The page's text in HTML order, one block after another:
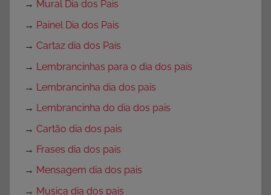
→ Mural Dia dos Pais
→ Painel Dia dos Pais
→ Cartaz dia dos Pais
→ Lembrancinhas para o dia dos pais
→ Lembrancinha dia dos pais
→ Lembrancinha do dia dos pais
→ Cartão dia dos pais
→ Frases dia dos pais
→ Mensagem dia dos pais
→ Musica dia dos pais